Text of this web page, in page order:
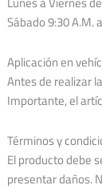
Sábado 9:30 A.M.
Aplicación en
Antes de realizar
Importante, el
Términos y
El producto debe
presentar daños.